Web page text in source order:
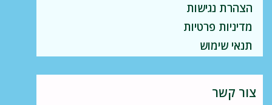
הצהרת נגישות
מדיניות פרטיות
תנאי שימוש
צור קשר